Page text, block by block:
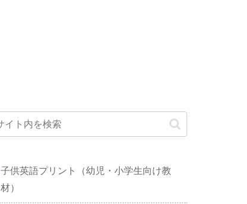
子供英語プリント（幼児・小学生向け教
材）